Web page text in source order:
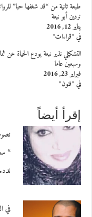
طبعة ثانية من “قد شغفها حبا”
نردين أبو نبعة
يناير 12, 2016
في "قراءات"
التشكيلي نذير نبعة يودع الحياة عن
وسبعين عاما
فبراير 23, 2016
في "فنون"
إقرأ أيضاً
*
في